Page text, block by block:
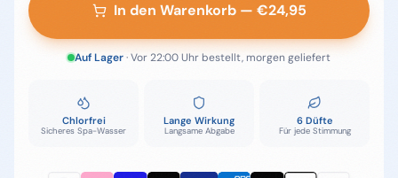
In den Warenkorb— €24,95
Auf Lager· Vor 22:00 Uhr bestellt, morgen geliefert
Chlorfrei
Sicheres Spa-Wasser
Lange Wirkung
Langsame Abgabe
6 Düfte
Für jede Stimmung